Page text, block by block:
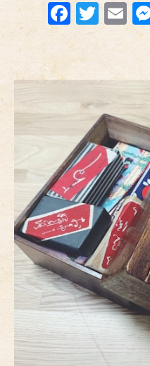
F
a
c
e
b
o
o
k
T
er
E
m